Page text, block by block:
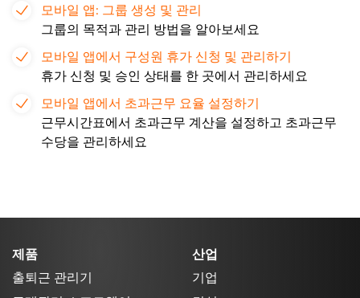
모바일 앱: 그룹 생성 및 관리
그룹의 목적과 관리 방법을 알아보세요
모바일 앱에서 구성원 휴가 신청 및 관리하기
휴가 신청 및 승인 상태를 한 곳에서 관리하세요
모바일 앱에서 초과근무 요율 설정하기
근무시간표에서 초과근무 계산을 설정하고 초과근무
수당을 관리하세요
제품
출퇴근 관리기
산업
기업